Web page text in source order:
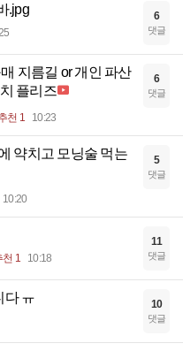
.jpg 6
댓글
지름길 or 개인 파산
플리즈
천 1 10:23
6
댓글
약치고 모닝술 먹는
10:20
5
댓글
천 1 10:18
11
댓글
다 ㅠ 10
댓글